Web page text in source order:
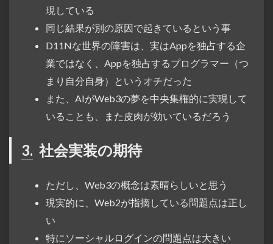
現している
同じ結果が別の原因で起きているという事
D11Nな世界の障害は、実はAppを独占する企
業ではなく、Appを独占するプログラマー（つ
まり自分自身）というオチだった
また、AIがWeb3の夢を中央集権的に実現して
いることも、また皮肉が効いているだろう
3. 社会実装の期待
ただし、Web3の概念は素晴らしいと思う
現実的に、Web2が指摘している問題点は正し
い
特にソーシャルログインの問題点は大きい